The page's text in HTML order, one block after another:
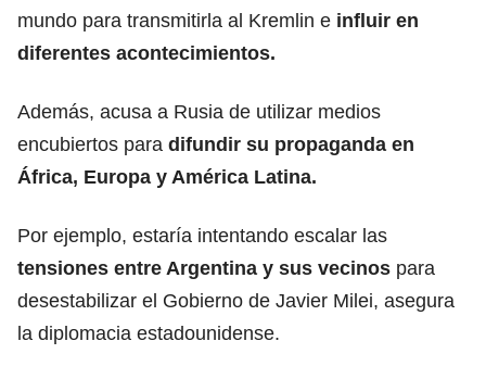
mundo para transmitirla al Kremlin e influir en
diferentes acontecimientos.
Además, acusa a Rusia de utilizar medios
encubiertos para difundir su propaganda en
África, Europa y América Latina.
Por ejemplo, estaría intentando escalar las
tensiones entre Argentina y sus vecinos para
desestabilizar el Gobierno de Javier Milei, asegura
la diplomacia estadounidense.